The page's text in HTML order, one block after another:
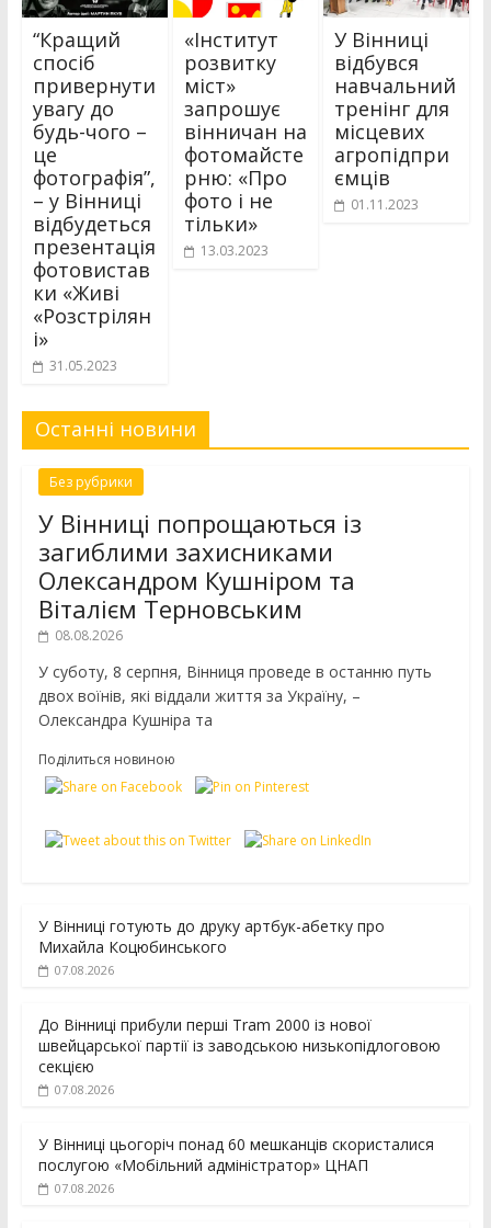
“Кращий
спосіб
привернути
увагу до
будь-чого –
це
фотографія”,
– у Вінниці
відбудеться
презентація
фотовистав
ки «Живі
«Розстрілян
і»
31.05.2023
«Інститут
розвитку
міст»
запрошує
вінничан на
фотомайсте
рню: «Про
фото і не
тільки»
13.03.2023
У Вінниці
відбувся
навчальний
тренінг для
місцевих
агропідпри
ємців
01.11.2023
Останні новини
Без рубрики
У Вінниці попрощаються із
загиблими захисниками
Олександром Кушніром та
Віталієм Терновським
08.08.2026
У суботу, 8 серпня, Вінниця проведе в останню путь
двох воїнів, які віддали життя за Україну, –
Олександра Кушніра та
Поділиться новиною
У Вінниці готують до друку артбук-абетку про
Михайла Коцюбинського
07.08.2026
До Вінниці прибули перші Tram 2000 із нової
швейцарської партії із заводською низькопідлоговою
секцією
07.08.2026
У Вінниці цьогоріч понад 60 мешканців скористалися
послугою «Мобільний адміністратор» ЦНАП
07.08.2026